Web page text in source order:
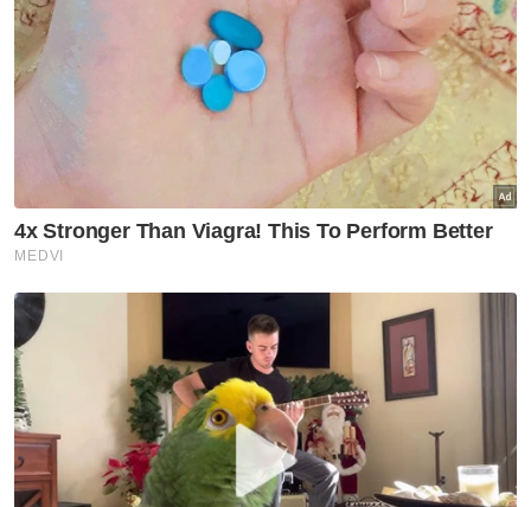
Persekutuan.
"Adakah Onn anggap menteri-menteri UMNO
itu semuanya tidak tahu? Antaranya ialah
Datuk Seri Dr Ahmad Zahid Hamidi, Datuk
Seri Johari Abdul Ghani, Datuk Seri
Mohamed Khaled Nordin dan Datuk Seri
Azalina Othman Said.
pelaksanaan, perkara itu boleh dibincangkan
dalam kerajaan dan bukannya dijadikan
bahan serangan terbuka seolah-olah mereka
sendiri bukan sebahagian daripada kerajaan.
"Tapi saya diberitahu Onn Hafiz kerap tidak
hadir mesyuarat antara Perdana Menteri,